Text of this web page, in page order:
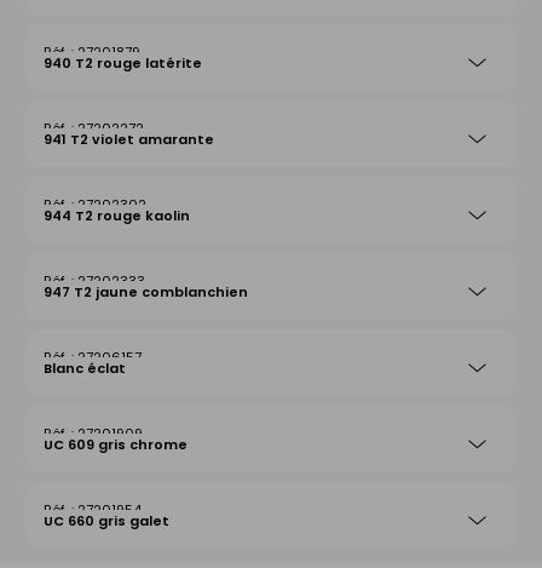
27201879
940 T2 rouge latérite
27202272
941 T2 violet amarante
27202302
944 T2 rouge kaolin
27202333
947 T2 jaune comblanchien
27206157
Blanc éclat
27201909
UC 609 gris chrome
27201954
UC 660 gris galet